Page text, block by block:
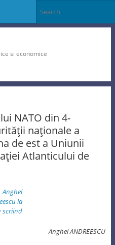
si economice
NATO din 4-
naţionale a
de est a Uniunii
Atlanticului de
Anghel ANDREESCU